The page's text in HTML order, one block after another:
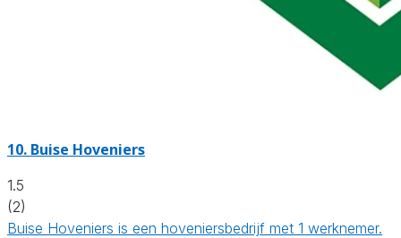
10. Buise Hoveniers
1.5
(2)
Buise Hoveniers is een hoveniersbedrijf met 1 werknemer.